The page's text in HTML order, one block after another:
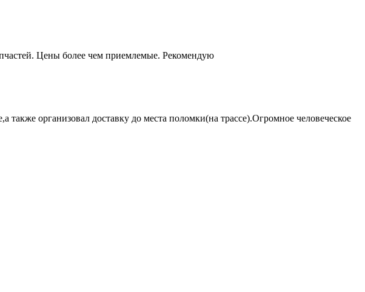
Цены более чем приемлемые. Рекомендую
организовал доставку до места поломки(на трассе).Огромное человеческое